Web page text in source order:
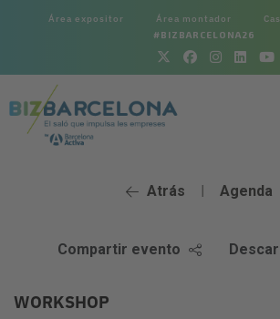
Área expositor Área montador
#BIZBARCELONA26
Atrás | Agenda
Compartir evento
WORKSHOP